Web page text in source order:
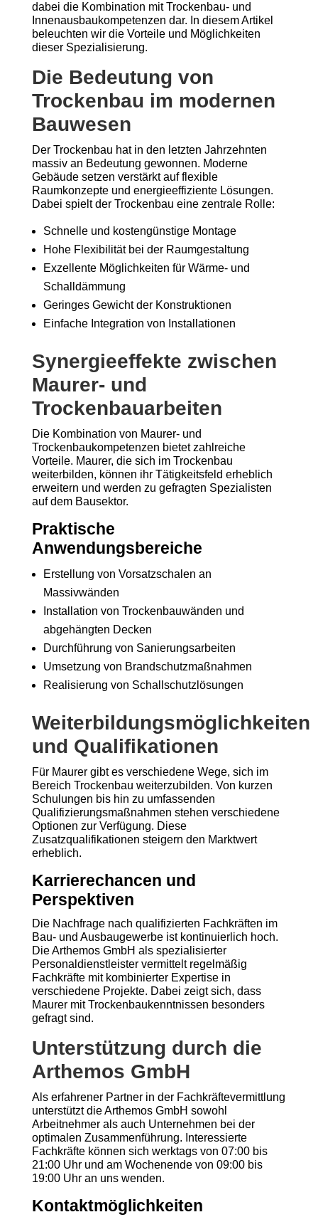
dabei die Kombination mit Trockenbau- und
Innenausbaukompetenzen dar. In diesem Artikel
beleuchten wir die Vorteile und Möglichkeiten
dieser Spezialisierung.
Die Bedeutung von
Trockenbau im modernen
Bauwesen
Der Trockenbau hat in den letzten Jahrzehnten
massiv an Bedeutung gewonnen. Moderne
Gebäude setzen verstärkt auf flexible
Raumkonzepte und energieeffiziente Lösungen.
Dabei spielt der Trockenbau eine zentrale Rolle:
Schnelle und kostengünstige Montage
Hohe Flexibilität bei der Raumgestaltung
Exzellente Möglichkeiten für Wärme- und
Schalldämmung
Geringes Gewicht der Konstruktionen
Einfache Integration von Installationen
Synergieeffekte zwischen
Maurer- und
Trockenbauarbeiten
Die Kombination von Maurer- und
Trockenbaukompetenzen bietet zahlreiche
Vorteile. Maurer, die sich im Trockenbau
weiterbilden, können ihr Tätigkeitsfeld erheblich
erweitern und werden zu gefragten Spezialisten
auf dem Bausektor.
Praktische
Anwendungsbereiche
Erstellung von Vorsatzschalen an
Massivwänden
Installation von Trockenbauwänden und
abgehängten Decken
Durchführung von Sanierungsarbeiten
Umsetzung von Brandschutzmaßnahmen
Realisierung von Schallschutzlösungen
Weiterbildungsmöglichkeiten
und Qualifikationen
Für Maurer gibt es verschiedene Wege, sich im
Bereich Trockenbau weiterzubilden. Von kurzen
Schulungen bis hin zu umfassenden
Qualifizierungsmaßnahmen stehen verschiedene
Optionen zur Verfügung. Diese
Zusatzqualifikationen steigern den Marktwert
erheblich.
Karrierechancen und
Perspektiven
Die Nachfrage nach qualifizierten Fachkräften im
Bau- und Ausbaugewerbe ist kontinuierlich hoch.
Die Arthemos GmbH als spezialisierter
Personaldienstleister vermittelt regelmäßig
Fachkräfte mit kombinierter Expertise in
verschiedene Projekte. Dabei zeigt sich, dass
Maurer mit Trockenbaukenntnissen besonders
gefragt sind.
Unterstützung durch die
Arthemos GmbH
Als erfahrener Partner in der Fachkräftevermittlung
unterstützt die Arthemos GmbH sowohl
Arbeitnehmer als auch Unternehmen bei der
optimalen Zusammenführung. Interessierte
Fachkräfte können sich werktags von 07:00 bis
21:00 Uhr und am Wochenende von 09:00 bis
19:00 Uhr an uns wenden.
Kontaktmöglichkeiten